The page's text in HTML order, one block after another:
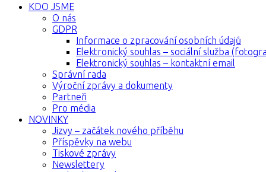
KDO JSME
O nás
GDPR
Informace o zpracování osobních údajů
Elektronický souhlas – sociální služba
Elektronický souhlas – kontaktní email
Správní rada
Výroční zprávy a dokumenty
Partneři
Pro média
NOVINKY
Jizvy – začátek nového příběhu
Příspěvky na webu
Tiskové zprávy
Newslettery